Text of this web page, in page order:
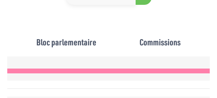
Bloc parlementaire Commissions